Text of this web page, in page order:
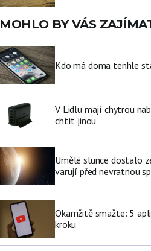
MOHLO BY VÁS
Kdo má doma tenhle
V Lidlu mají chytrou
chtít jinou
Umělé slunce dostalo
varují před nevratnou
Okamžitě smažte: 5
kroku